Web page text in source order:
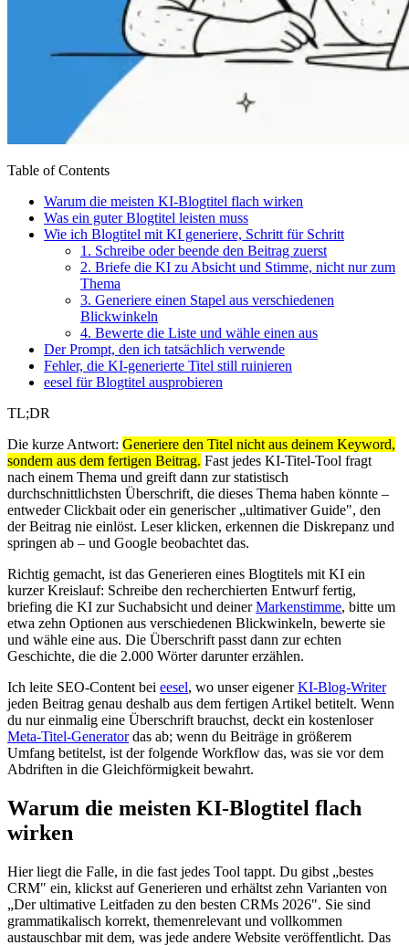
Table of Contents
Warum die meisten KI-Blogtitel flach wirken
Was ein guter Blogtitel leisten muss
Wie ich Blogtitel mit KI generiere, Schritt für Schritt
1. Schreibe oder beende den Beitrag zuerst
2. Briefe die KI zu Absicht und Stimme, nicht nur zum
Thema
3. Generiere einen Stapel aus verschiedenen
Blickwinkeln
4. Bewerte die Liste und wähle einen aus
Der Prompt, den ich tatsächlich verwende
Fehler, die KI-generierte Titel still ruinieren
eesel für Blogtitel ausprobieren
TL;DR
Die kurze Antwort: Generiere den Titel nicht aus deinem Keyword,
sondern aus dem fertigen Beitrag. Fast jedes KI-Titel-Tool fragt
nach einem Thema und greift dann zur statistisch
durchschnittlichsten Überschrift, die dieses Thema haben könnte –
entweder Clickbait oder ein generischer „ultimativer Guide", den
der Beitrag nie einlöst. Leser klicken, erkennen die Diskrepanz und
springen ab – und Google beobachtet das.
Richtig gemacht, ist das Generieren eines Blogtitels mit KI ein
kurzer Kreislauf: Schreibe den recherchierten Entwurf fertig,
briefing die KI zur Suchabsicht und deinerMarkenstimme, bitte um
etwa zehn Optionen aus verschiedenen Blickwinkeln, bewerte sie
und wähle eine aus. Die Überschrift passt dann zur echten
Geschichte, die die 2.000 Wörter darunter erzählen.
Ich leite SEO-Content bei eesel, wo unser eigenerKI-Blog-Writer
jeden Beitrag genau deshalb aus dem fertigen Artikel betitelt. Wenn
du nur einmalig eine Überschrift brauchst, deckt ein kostenloser
Meta-Titel-Generatordas ab; wenn du Beiträge in größerem
Umfang betitelst, ist der folgende Workflow das, was sie vor dem
Abdriften in die Gleichförmigkeit bewahrt.
Warum die meisten KI-Blogtitel flach
wirken
Hier liegt die Falle, in die fast jedes Tool tappt. Du gibst „bestes
CRM" ein, klickst auf Generieren und erhältst zehn Varianten von
„Der ultimative Leitfaden zu den besten CRMs 2026". Sie sind
grammatikalisch korrekt, themenrelevant und vollkommen
austauschbar mit dem, was jede andere Website veröffentlicht. Das